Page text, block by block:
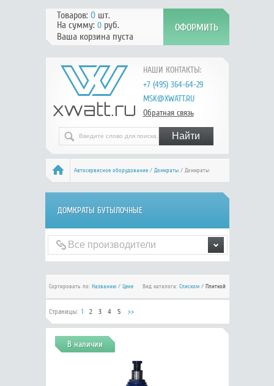
НАШИ КОНТАКТЫ:
+7 (495) 364-64-29
MSK@XWATT.RU
Обратная связь
Товаров: 0шт.
На сумму: 0руб.
Ваша корзина пуста
Автосервисное оборудование/ Домкраты/ Домкраты
бутылочные
ДОМКРАТЫ БУТЫЛОЧНЫЕ
Сортировать по: Названию/ Цене Вид каталога: Списком/ Плиткой
Страницы: 1 2 3 4 5 >>
В наличии